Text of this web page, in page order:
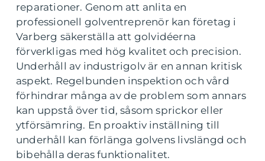
reparationer. Genom att anlita en
professionell golventreprenör kan företag i
Varberg säkerställa att golvidéerna
förverkligas med hög kvalitet och precision.
Underhåll av industrigolv är en annan kritisk
aspekt. Regelbunden inspektion och vård
förhindrar många av de problem som annars
kan uppstå över tid, såsom sprickor eller
ytförsämring. En proaktiv inställning till
underhåll kan förlänga golvens livslängd och
bibehålla deras funktionalitet.